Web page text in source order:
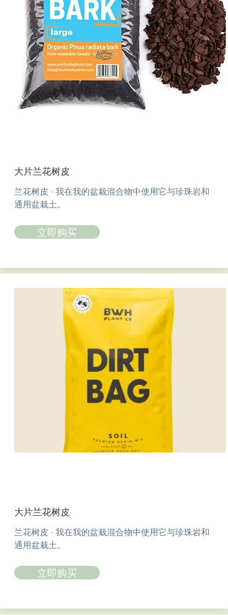
大片兰花树皮
兰花树皮 - 我在我的盆栽混合物中使用它与珍珠岩和
通用盆栽土。
立即购买
大片兰花树皮
兰花树皮 - 我在我的盆栽混合物中使用它与珍珠岩和
通用盆栽土。
立即购买